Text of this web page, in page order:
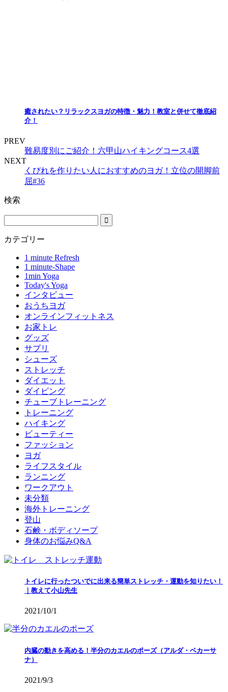
癒されたい？リラックスヨガの特徴・魅力！教室と併せて徹底紹
介！
PREV
難易度別にご紹介！六甲山ハイキングコース4選
NEXT
くびれを作りたい人におすすめのヨガ！立位の開脚前
屈#36
検索
カテゴリー
1 minute Refresh
1 minute-Shape
1min Yoga
Today's Yoga
インタビュー
おうちヨガ
オンラインフィットネス
お家トレ
グッズ
サプリ
シューズ
ストレッチ
ダイエット
ダイビング
チューブトレーニング
トレーニング
ハイキング
ビューティー
ファッション
ヨガ
ライフスタイル
ランニング
ワークアウト
未分類
海外トレーニング
登山
石鹸・ボディソープ
身体のお悩みQ&A
トイレに行ったついでに出来る簡単ストレッチ・運動を知りたい！
｜教えて小山先生
2021/10/1
内臓の動きを高める！半分のカエルのポーズ（アルダ・ベカーサ
ナ）
2021/9/3